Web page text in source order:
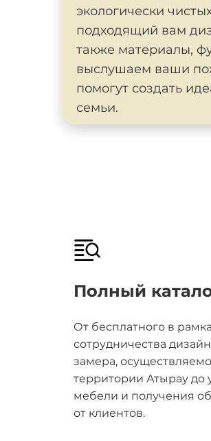
экологически
подходящий вам
также материалы,
выслушаем ваши
помогут создать
семьи.
Полный
От бесплатного в
сотрудничества
замера,
территории Атырау до
мебели и получения
от клиентов.